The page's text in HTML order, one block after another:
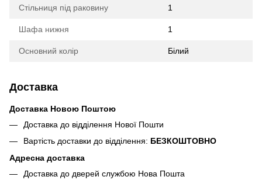
Стільниця під раковину 1
Шафа нижня 1
Основний колір Білий
Доставка
Доставка Новою Поштою
Доставка до відділення Нової Пошти
Вартість доставки до відділення: БЕЗКОШТОВНО
Адресна доставка
Доставка до дверей службою Нова Пошта